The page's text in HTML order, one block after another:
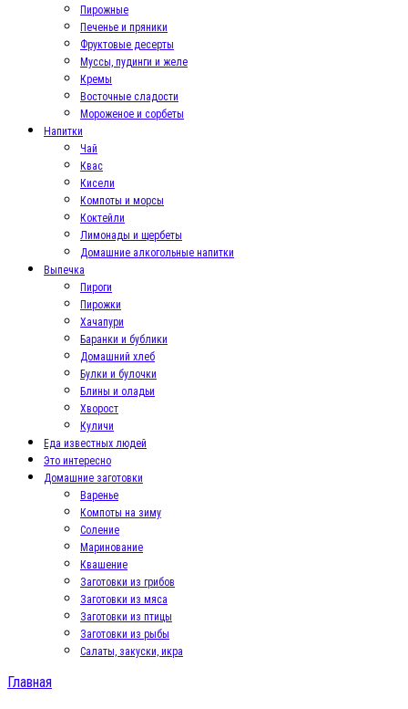
Пирожные
Печенье и пряники
Фруктовые десерты
Муссы, пудинги и желе
Кремы
Восточные сладости
Мороженое и сорбеты
Напитки
Чай
Квас
Кисели
Компоты и морсы
Коктейли
Лимонады и щербеты
Домашние алкогольные напитки
Выпечка
Пироги
Пирожки
Хачапури
Баранки и бублики
Домашний хлеб
Булки и булочки
Блины и оладьи
Хворост
Куличи
Еда известных людей
Это интересно
Домашние заготовки
Варенье
Компоты на зиму
Соление
Маринование
Квашение
Заготовки из грибов
Заготовки из мяса
Заготовки из птицы
Заготовки из рыбы
Салаты, закуски, икра
Главная